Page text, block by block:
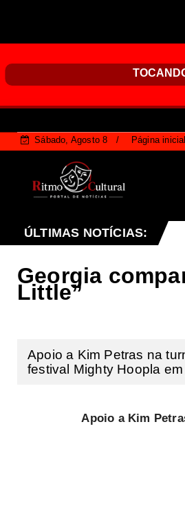
Sábado, Agosto 8 Página inicial
ÚLTIMAS NOTÍCIAS:
a combater vandalismo em
Georgia
Little”
Apoio a Kim Petras na
festival Mighty Hoopla
Apoio a Kim